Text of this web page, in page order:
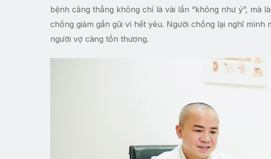
bệnh căng thẳng không chỉ là vài lần “không như ý”, mà
chồng giảm gần gũi vì hết yêu. Người chồng lại nghĩ
người vợ càng tổn thương.